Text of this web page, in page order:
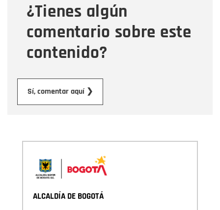
¿Tienes algún
comentario sobre este
contenido?
Sí, comentar aquí ❯
Mensaje
ALCALDÍA DE BOGOTÁ